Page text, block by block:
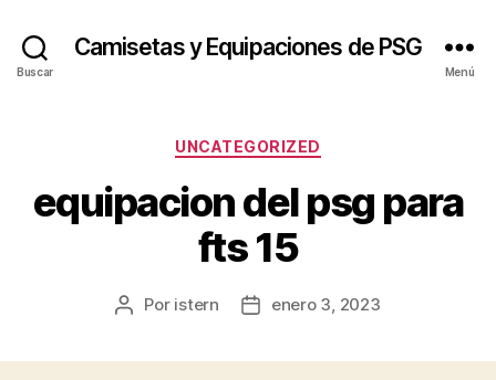
Buscar
Camisetas y Equipaciones de PSG
Menú
Categorías
UNCATEGORIZED
equipacion del psg para
fts 15
Autor
Por istern
Fechaenero 3, 2023